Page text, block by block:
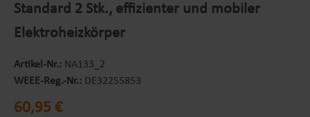
Standard 2 Stk., effizienter und mobiler
Elektroheizkörper
Artikel-Nr.: NA133_2
WEEE-Reg.-Nr.: DE32255853
Regulärer Preis:
60,95 €